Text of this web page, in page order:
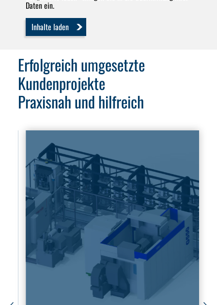
Daten ein.
Inhalte laden
Erfolgreich umgesetzte
Kundenprojekte
Praxisnah und hilfreich